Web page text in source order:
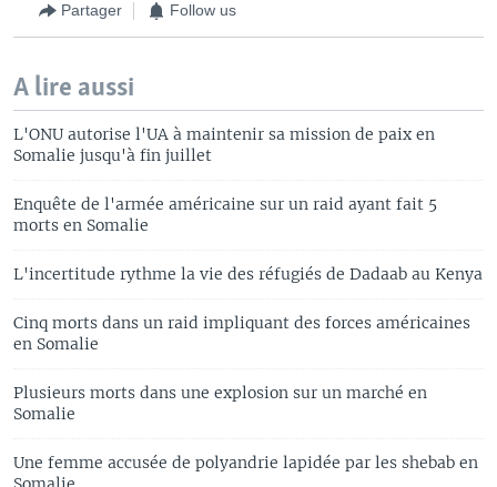
Partager Follow us
A lire aussi
L'ONU autorise l'UA à maintenir sa mission de paix en
Somalie jusqu'à fin juillet
Enquête de l'armée américaine sur un raid ayant fait 5
morts en Somalie
L'incertitude rythme la vie des réfugiés de Dadaab au Kenya
Cinq morts dans un raid impliquant des forces américaines
en Somalie
Plusieurs morts dans une explosion sur un marché en
Somalie
Une femme accusée de polyandrie lapidée par les shebab en